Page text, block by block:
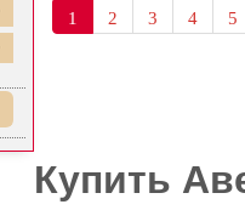
1 2 3 4 5
Купить